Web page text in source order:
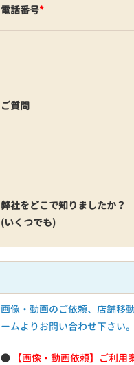
電話番号*
ご質問
弊社をどこで知りましたか？
(いくつでも)
画像・動画のご依頼、店舗移
ームよりお問い合わせ下さい。
● 【画像・動画依頼】ご利用